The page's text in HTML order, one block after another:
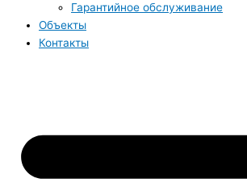
Гарантийное обслуживание
Объекты
Контакты